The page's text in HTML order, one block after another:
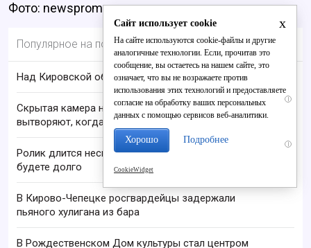
Фото: newsprom.ru
Популярное на портале
Над Кировской областью сбили БПЛА
i
Скрытая камера на пляже Крыма: Что люди
вытворяют, когда их не видят...
i
Ролик длится несколько секунд, а смеяться вы
будете долго
В Кирово-Чепецке росгвардейцы задержали
пьяного хулигана из бара
В Рождественском Дом культуры стал центром
x
Сайт использует cookie
На сайте используются cookie-файлы и другие
аналогичные технологии. Если, прочитав это
сообщение, вы остаетесь на нашем сайте, это
означает, что вы не возражаете против
использования этих технологий и предоставляете
согласие на обработку ваших персональных
данных с помощью сервисов веб-аналитики.
Хорошо Подробнее
CookieWidget